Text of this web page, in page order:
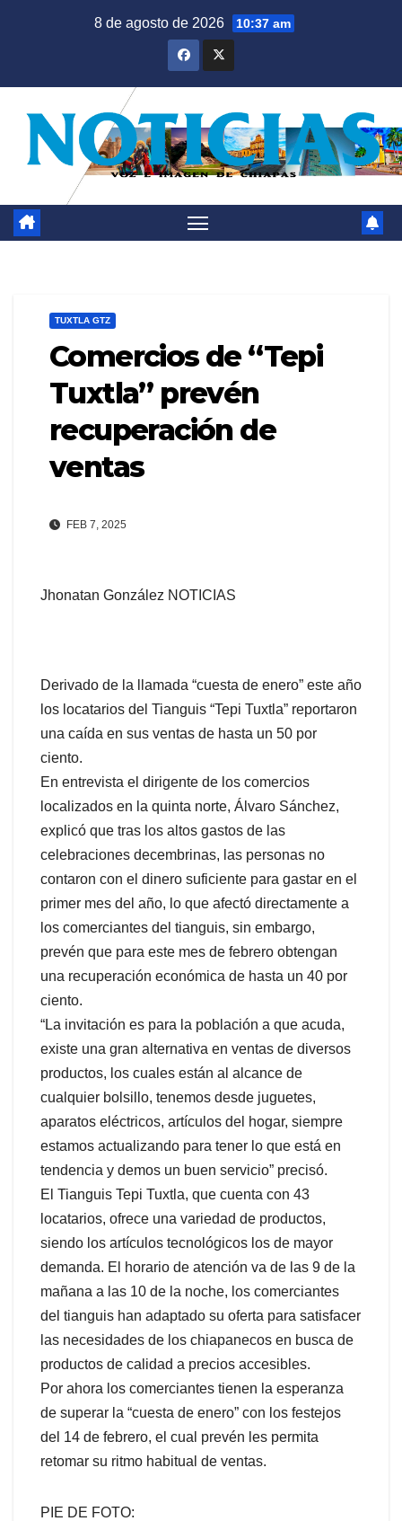
8 de agosto de 2026 10:37 am
TUXTLA GTZ
Comercios de “Tepi
Tuxtla” prevén
recuperación de
ventas
FEB 7, 2025
Jhonatan González NOTICIAS
Derivado de la llamada “cuesta de enero” este año
los locatarios del Tianguis “Tepi Tuxtla” reportaron
una caída en sus ventas de hasta un 50 por
ciento.
En entrevista el dirigente de los comercios
localizados en la quinta norte, Álvaro Sánchez,
explicó que tras los altos gastos de las
celebraciones decembrinas, las personas no
contaron con el dinero suficiente para gastar en el
primer mes del año, lo que afectó directamente a
los comerciantes del tianguis, sin embargo,
prevén que para este mes de febrero obtengan
una recuperación económica de hasta un 40 por
ciento.
“La invitación es para la población a que acuda,
existe una gran alternativa en ventas de diversos
productos, los cuales están al alcance de
cualquier bolsillo, tenemos desde juguetes,
aparatos eléctricos, artículos del hogar, siempre
estamos actualizando para tener lo que está en
tendencia y demos un buen servicio” precisó.
El Tianguis Tepi Tuxtla, que cuenta con 43
locatarios, ofrece una variedad de productos,
siendo los artículos tecnológicos los de mayor
demanda. El horario de atención va de las 9 de la
mañana a las 10 de la noche, los comerciantes
del tianguis han adaptado su oferta para satisfacer
las necesidades de los chiapanecos en busca de
productos de calidad a precios accesibles.
Por ahora los comerciantes tienen la esperanza
de superar la “cuesta de enero” con los festejos
del 14 de febrero, el cual prevén les permita
retomar su ritmo habitual de ventas.
PIE DE FOTO: